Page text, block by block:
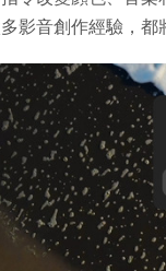
影音創作經驗，都